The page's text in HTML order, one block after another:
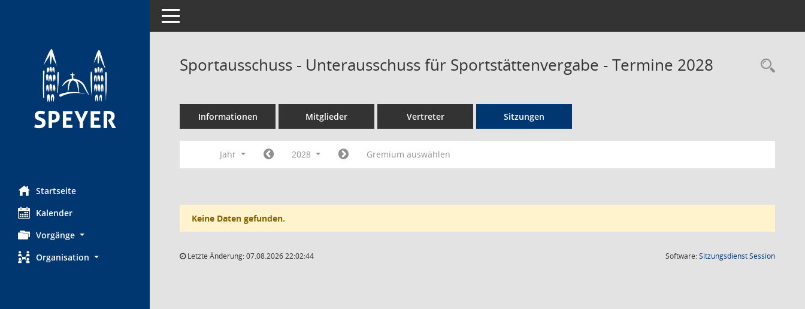
Startseite
Kalender
Vorgänge
Organisation
Toggle navigation
Sportausschuss - Unterausschuss für Sportstättenvergabe - Termine 2028
Informationen Mitglieder Vertreter Sitzungen
Jahr 2028 Gremium auswählen
Keine Daten gefunden.
Letzte Änderung: 07.08.2026 22:02:44 Software:SitzungsdienstSession(Wird in